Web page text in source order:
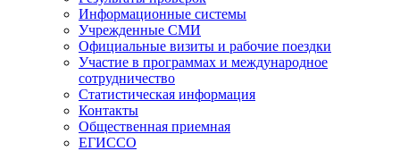
Информационные системы
Учрежденные СМИ
Официальные визиты и рабочие поездки
Участие в программах и международное
сотрудничество
Статистическая информация
Контакты
Общественная приемная
ЕГИССО